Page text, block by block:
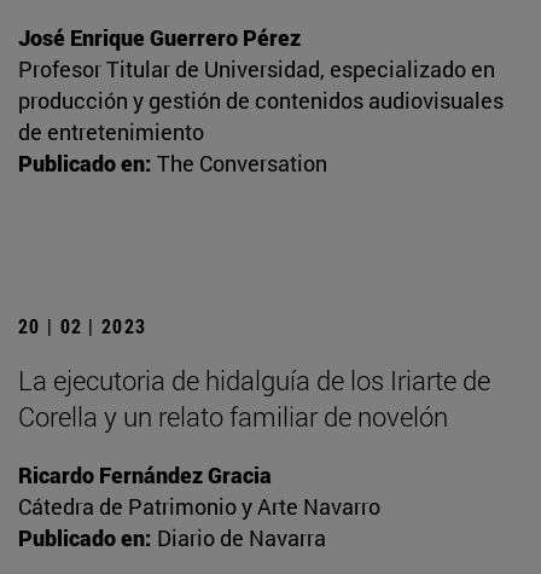
José Enrique Guerrero Pérez
Profesor Titular de Universidad, especializado en
producción y gestión de contenidos audiovisuales
de entretenimiento
Publicado en: The Conversation
20 | 02 | 2023
La ejecutoria de hidalguía de los Iriarte de
Corella y un relato familiar de novelón
Ricardo Fernández Gracia
Cátedra de Patrimonio y Arte Navarro
Publicado en: Diario de Navarra